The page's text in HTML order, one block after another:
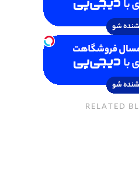
RELATED